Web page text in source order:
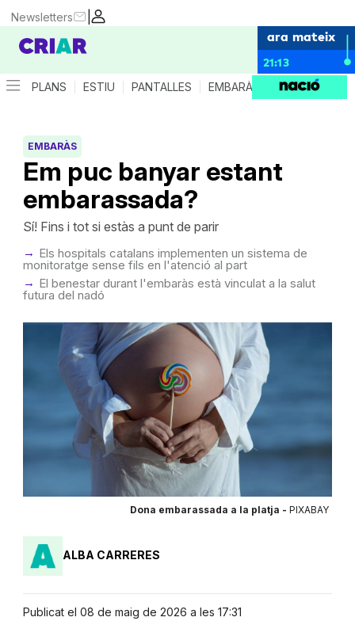
|
Newsletters
ara mateix
21:13
PLANS ESTIU PANTALLES EMBARÀS CRIANÇA
Em puc banyar estant
embarassada?
EMBARÀS
Sí! Fins i tot si estàs a punt de parir
Els hospitals catalans implementen un sistema de
monitoratge sense fils en l'atenció al part
El benestar durant l'embaràs està vinculat a la salut
futura del nadó
Dona embarassada a la platja - PIXABAY
ALBA CARRERES
Publicat el 08 de maig de 2026 a les 17:31